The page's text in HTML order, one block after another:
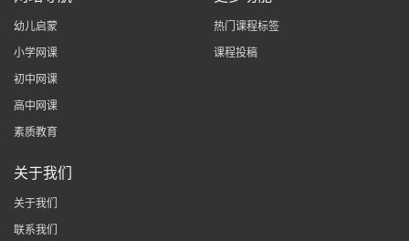
幼儿启蒙
小学网课
初中网课
高中网课
素质教育
热门课程标签
课程投稿
关于我们
关于我们
联系我们